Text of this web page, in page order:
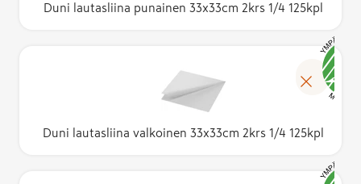
Duni lautasliina punainen 33x33cm 2krs 1/4 125kpl
Duni lautasliina valkoinen 33x33cm 2krs 1/4 125kpl